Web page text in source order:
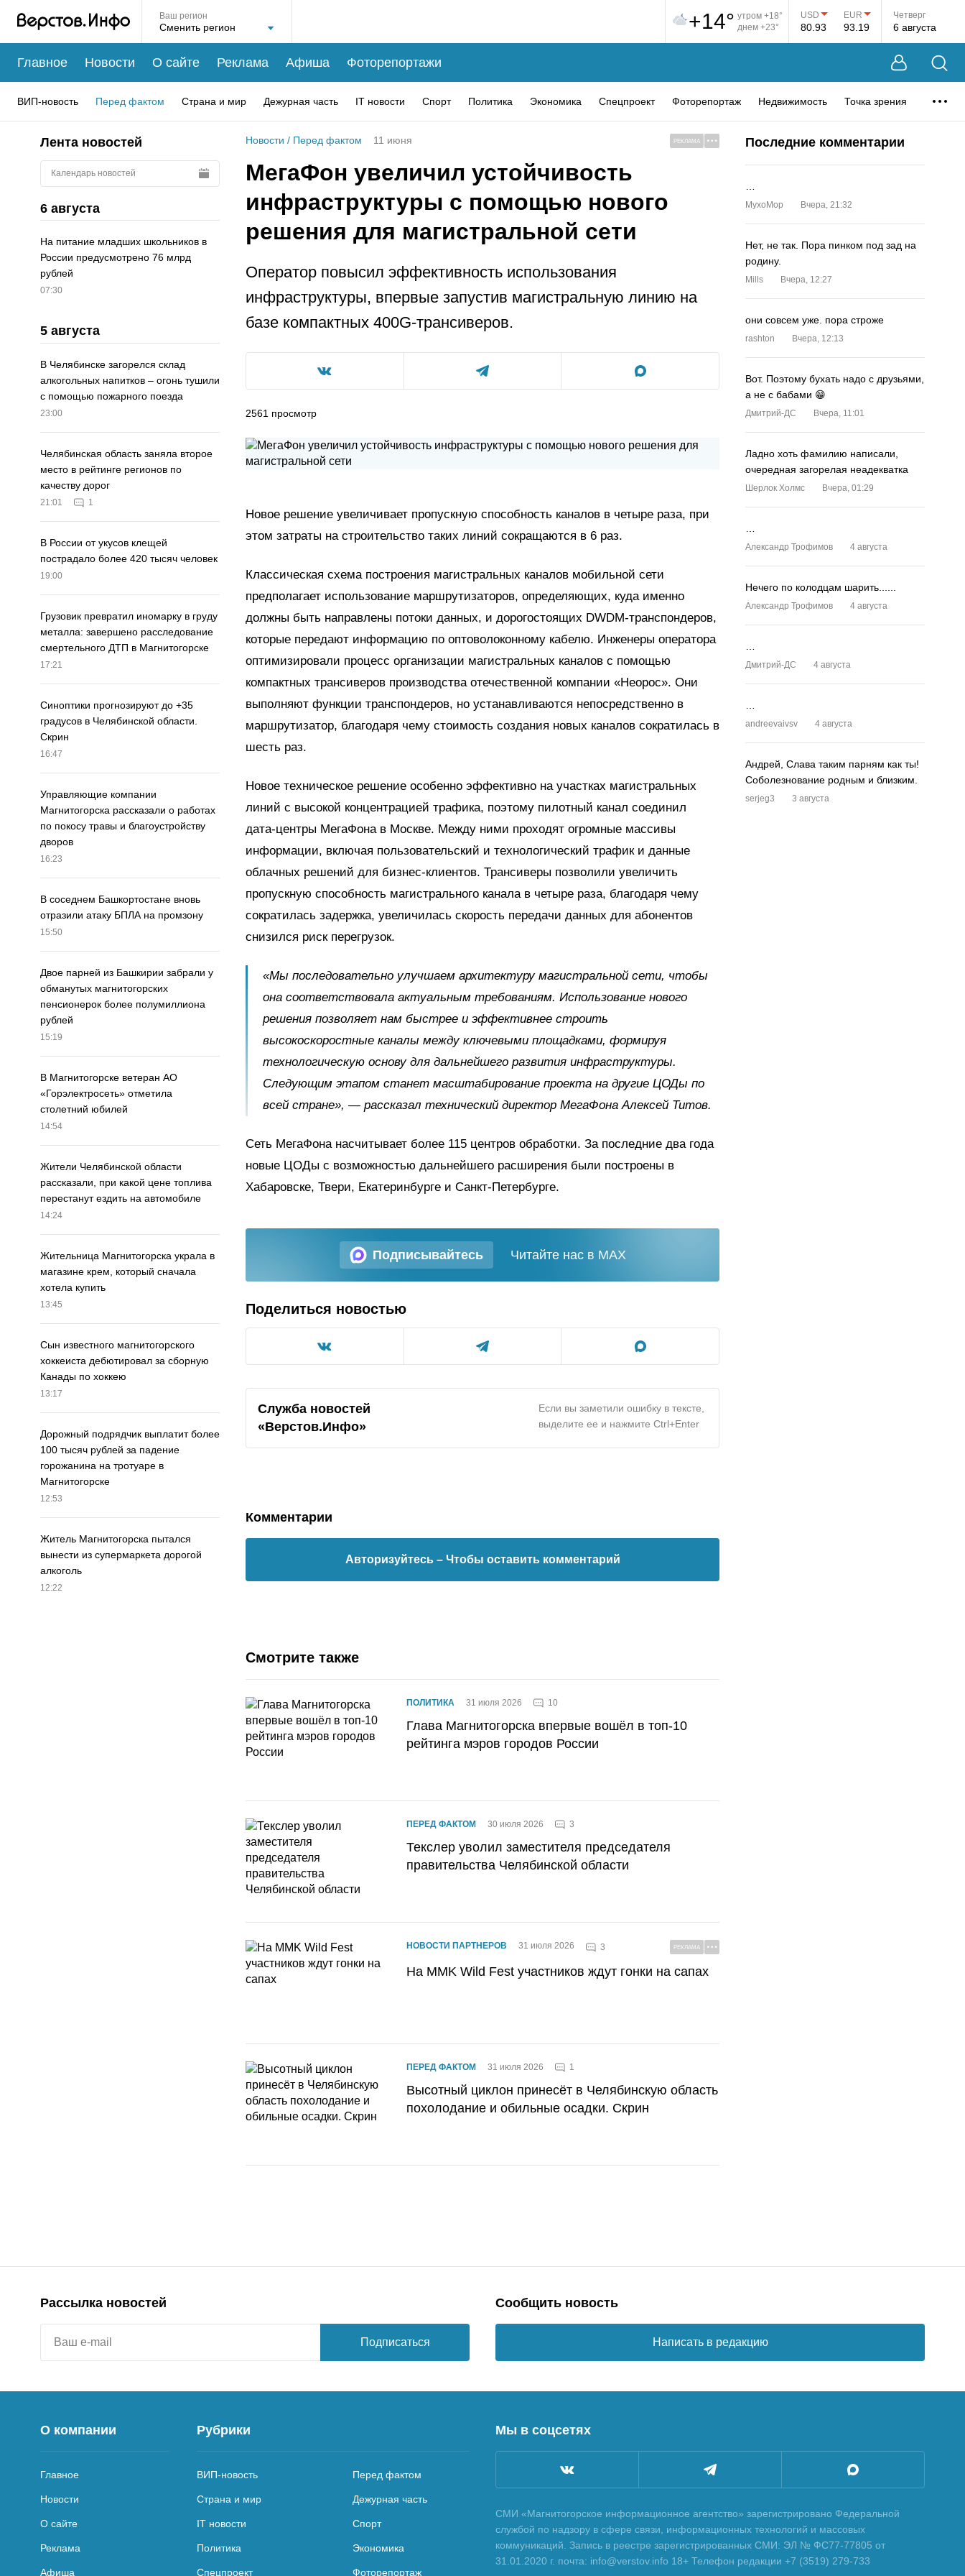
Ваш регион +14° утром +18°
днем +23°
USD
80.93
EUR
93.19
Четверг
6 августа
Главное Новости О сайте Реклама Афиша Фоторепортажи
ВИП-новость Перед фактом Страна и мир Дежурная часть IT новости Спорт Политика Экономика Спецпроект Фоторепортаж Недвижимость Точка зрения
Лента новостей
Календарь новостей
6 августа
На питание младших школьников в
России предусмотрено 76 млрд
рублей
07:30
5 августа
В Челябинске загорелся склад
алкогольных напитков – огонь тушили
с помощью пожарного поезда
23:00
Челябинская область заняла второе
место в рейтинге регионов по
качеству дорог
21:01 1
В России от укусов клещей
пострадало более 420 тысяч человек
19:00
Грузовик превратил иномарку в груду
металла: завершено расследование
смертельного ДТП в Магнитогорске
17:21
Синоптики прогнозируют до +35
градусов в Челябинской области.
Скрин
16:47
Управляющие компании
Магнитогорска рассказали о работах
по покосу травы и благоустройству
дворов
16:23
В соседнем Башкортостане вновь
отразили атаку БПЛА на промзону
15:50
Двое парней из Башкирии забрали у
обманутых магнитогорских
пенсионерок более полумиллиона
рублей
15:19
В Магнитогорске ветеран АО
«Горэлектросеть» отметила
столетний юбилей
14:54
Жители Челябинской области
рассказали, при какой цене топлива
перестанут ездить на автомобиле
14:24
Жительница Магнитогорска украла в
магазине крем, который сначала
хотела купить
13:45
Сын известного магнитогорского
хоккеиста дебютировал за сборную
Канады по хоккею
13:17
Дорожный подрядчик выплатит более
100 тысяч рублей за падение
горожанина на тротуаре в
Магнитогорске
12:53
Житель Магнитогорска пытался
вынести из супермаркета дорогой
алкоголь
12:22
Новости / Перед фактом 11 июня РЕКЛАМА
МегаФон увеличил устойчивость
инфраструктуры с помощью нового
решения для магистральной сети
Оператор повысил эффективность использования
инфраструктуры, впервые запустив магистральную линию на
базе компактных 400G-трансиверов.
2561 просмотр
Новое решение увеличивает пропускную способность каналов в четыре раза, при
этом затраты на строительство таких линий сокращаются в 6 раз.
Классическая схема построения магистральных каналов мобильной сети
предполагает использование маршрутизаторов, определяющих, куда именно
должны быть направлены потоки данных, и дорогостоящих DWDM-транспондеров,
которые передают информацию по оптоволоконному кабелю. Инженеры оператора
оптимизировали процесс организации магистральных каналов с помощью
компактных трансиверов производства отечественной компании «Неорос». Они
выполняют функции транспондеров, но устанавливаются непосредственно в
маршрутизатор, благодаря чему стоимость создания новых каналов сократилась в
шесть раз.
Новое техническое решение особенно эффективно на участках магистральных
линий с высокой концентрацией трафика, поэтому пилотный канал соединил
дата-центры МегаФона в Москве. Между ними проходят огромные массивы
информации, включая пользовательский и технологический трафик и данные
облачных решений для бизнес-клиентов. Трансиверы позволили увеличить
пропускную способность магистрального канала в четыре раза, благодаря чему
сократилась задержка, увеличилась скорость передачи данных для абонентов
снизился риск перегрузок.
«Мы последовательно улучшаем архитектуру магистральной сети, чтобы
она соответствовала актуальным требованиям. Использование нового
решения позволяет нам быстрее и эффективнее строить
высокоскоростные каналы между ключевыми площадками, формируя
технологическую основу для дальнейшего развития инфраструктуры.
Следующим этапом станет масштабирование проекта на другие ЦОДы по
всей стране», — рассказал технический директор МегаФона Алексей Титов.
Сеть МегаФона насчитывает более 115 центров обработки. За последние два года
новые ЦОДы с возможностью дальнейшего расширения были построены в
Хабаровске, Твери, Екатеринбурге и Санкт‑Петербурге.
Подписывайтесь Читайте нас в MAX
Поделиться новостью
Служба новостей
«Верстов.Инфо»
Если вы заметили ошибку в тексте,
выделите ее и нажмите Ctrl+Enter
Комментарии
Авторизуйтесь – Чтобы оставить комментарий
Смотрите также
ПОЛИТИКА 31 июля 2026 10
Глава Магнитогорска впервые вошёл в топ-10
рейтинга мэров городов России
ПЕРЕД ФАКТОМ 30 июля 2026 3
Текслер уволил заместителя председателя
правительства Челябинской области
НОВОСТИ ПАРТНЕРОВ 31 июля 2026 3 РЕКЛАМА
На MMK Wild Fest участников ждут гонки на сапах
ПЕРЕД ФАКТОМ 31 июля 2026 1
Высотный циклон принесёт в Челябинскую область
похолодание и обильные осадки. Скрин
Последние комментарии
MyxoMop Вчера, 21:32
Нет, не так. Пора пинком под зад на
родину.
Mills Вчера, 12:27
они совсем уже. пора строже
rashton Вчера, 12:13
Вот. Поэтому бухать надо с друзьями,
а не с бабами 😁
Дмитрий-ДС Вчера, 11:01
Ладно хоть фамилию написали,
очередная загорелая неадекватка
Шерлок Холмс Вчера, 01:29
Александр Трофимов 4 августа
Нечего по колодцам шарить......
Александр Трофимов 4 августа
Дмитрий-ДС 4 августа
andreevaivsv 4 августа
Андрей, Слава таким парням как ты!
Соболезнование родным и близким.
serjeg3 3 августа
Рассылка новостей
Подписаться
Сообщить новость
Написать в редакцию
О компании
Главное
Новости
О сайте
Реклама
Афиша
Рубрики
ВИП-новость Перед фактом
Страна и мир Дежурная часть
IT новости Спорт
Политика Экономика
Спецпроект Фоторепортаж
Мы в соцсетях
СМИ «Магнитогорское информационное агентство» зарегистрировано Федеральной
службой по надзору в сфере связи, информационных технологий и массовых
коммуникаций. Запись в реестре зарегистрированных СМИ: ЭЛ № ФС77-77805 от
31.01.2020 г. почта: info@verstov.info 18+ Телефон редакции +7 (3519) 279-733